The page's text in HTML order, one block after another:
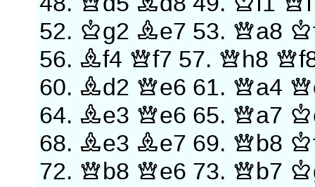
52. Kg2 Be7 53. Qa8
56. Bf4 Qf7 57. Qh8
60. Bd2 Qe6 61. Qa4
64. Be3 Qe6 65. Qa7
68. Be3 Be7 69. Qb8
72. Qb8 Qe6 73. Qb7